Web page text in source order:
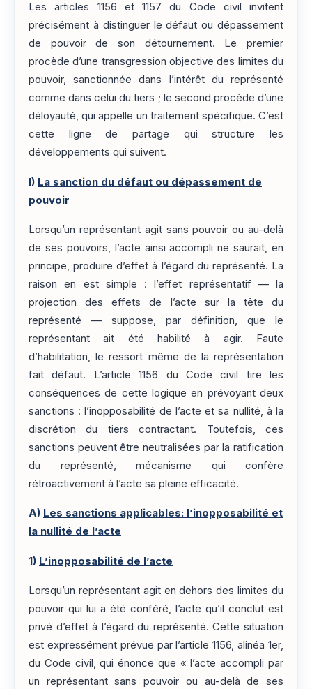
Les articles 1156 et 1157 du Code civil invitent
précisément à distinguer le défaut ou dépassement
de pouvoir de son détournement. Le premier
procède d’une transgression objective des limites du
pouvoir, sanctionnée dans l’intérêt du représenté
comme dans celui du tiers ; le second procède d’une
déloyauté, qui appelle un traitement spécifique. C’est
cette ligne de partage qui structure les
développements qui suivent.
I) La sanction du défaut ou dépassement de
pouvoir
Lorsqu’un représentant agit sans pouvoir ou au-delà
de ses pouvoirs, l’acte ainsi accompli ne saurait, en
principe, produire d’effet à l’égard du représenté. La
raison en est simple : l’effet représentatif — la
projection des effets de l’acte sur la tête du
représenté — suppose, par définition, que le
représentant ait été habilité à agir. Faute
d’habilitation, le ressort même de la représentation
fait défaut. L’article 1156 du Code civil tire les
conséquences de cette logique en prévoyant deux
sanctions : l’inopposabilité de l’acte et sa nullité, à la
discrétion du tiers contractant. Toutefois, ces
sanctions peuvent être neutralisées par la ratification
du représenté, mécanisme qui confère
rétroactivement à l’acte sa pleine efficacité.
A) Les sanctions applicables: l’inopposabilité et
la nullité de l’acte
1) L’inopposabilité de l’acte
Lorsqu’un représentant agit en dehors des limites du
pouvoir qui lui a été conféré, l’acte qu’il conclut est
privé d’effet à l’égard du représenté. Cette situation
est expressément prévue par l’article 1156, alinéa 1er,
du Code civil, qui énonce que « l’acte accompli par
un représentant sans pouvoir ou au-delà de ses